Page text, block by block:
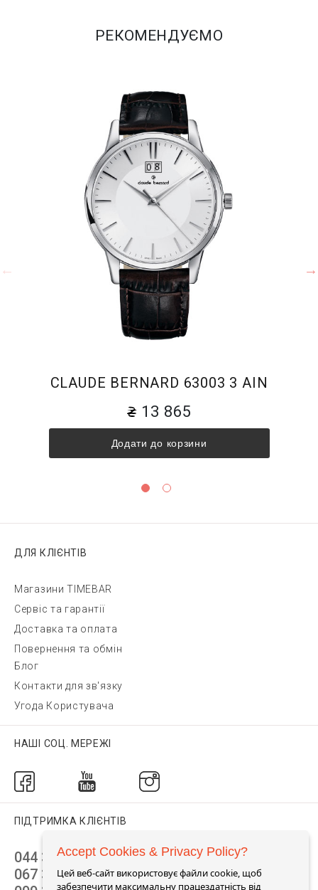
РЕКОМЕНДУЄМО
CLAUDE BERNARD 63003 3 AIN
13 865
Додати до корзини
ДЛЯ КЛІЄНТІВ
Магазини TIMEBAR
Сервіс та гарантії
Доставка та оплата
Повернення та обмін
Блог
Контакти для зв'язку
Угода Користувача
НАШІ СОЦ. МЕРЕЖІ
ПІДТРИМКА КЛІЄНТІВ
044 392 44 45
067 344 14 44 (viber)
Accept Cookies & Privacy Policy?
Цей веб-сайт використовує файли cookie, щоб
забезпечити максимальну працездатність від